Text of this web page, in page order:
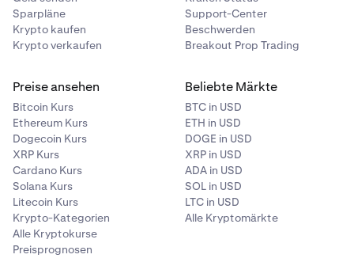
Sparpläne
Krypto kaufen
Krypto verkaufen
Support-Center
Beschwerden
Breakout Prop Trading
Preise ansehen
Bitcoin Kurs
Ethereum Kurs
Dogecoin Kurs
XRP Kurs
Cardano Kurs
Solana Kurs
Litecoin Kurs
Krypto-Kategorien
Alle Kryptokurse
Preisprognosen
Beliebte Märkte
BTC in USD
ETH in USD
DOGE in USD
XRP in USD
ADA in USD
SOL in USD
LTC in USD
Alle Kryptomärkte